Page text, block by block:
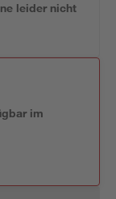
leider nicht
im